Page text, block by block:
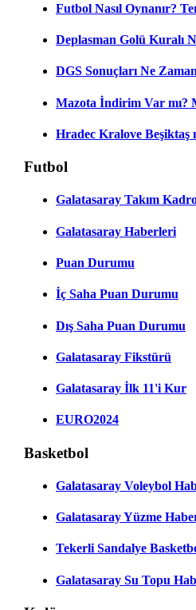
Futbol Nasıl Oynanır?
Deplasman Golü Kuralı
DGS Sonuçları Ne
Mazota İndirim Var mı?
Hradec Kralove Beşiktaş
Futbol
Galatasaray Takım
Galatasaray Haberleri
Puan Durumu
İç Saha Puan Durumu
Dış Saha Puan Durumu
Galatasaray Fikstürü
Galatasaray İlk 11'i Kur
EURO2024
Basketbol
Galatasaray Voleybol
Galatasaray Yüzme
Tekerli Sandalye
Galatasaray Su Topu